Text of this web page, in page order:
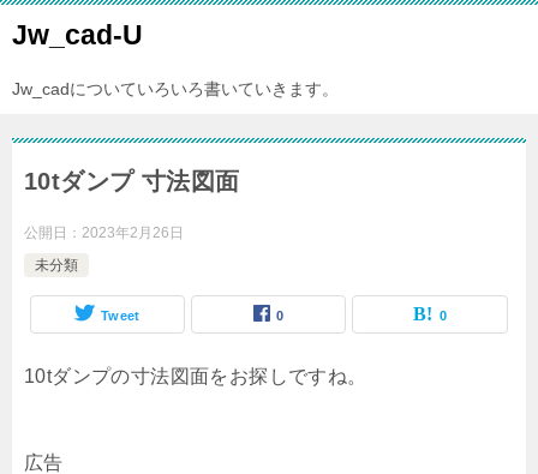
Jw_cad-U
Jw_cadについていろいろ書いていきます。
10tダンプ 寸法図面
公開日： 2023年2月26日
未分類
Tweet 0 0
10tダンプの寸法図面をお探しですね。
広告